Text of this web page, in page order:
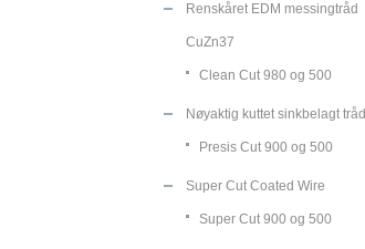
Renskåret EDM messingtråd
CuZn37
Clean Cut 980 og 500
Nøyaktig kuttet sinkbelagt tråd
Presis Cut 900 og 500
Super Cut Coated Wire
Super Cut 900 og 500